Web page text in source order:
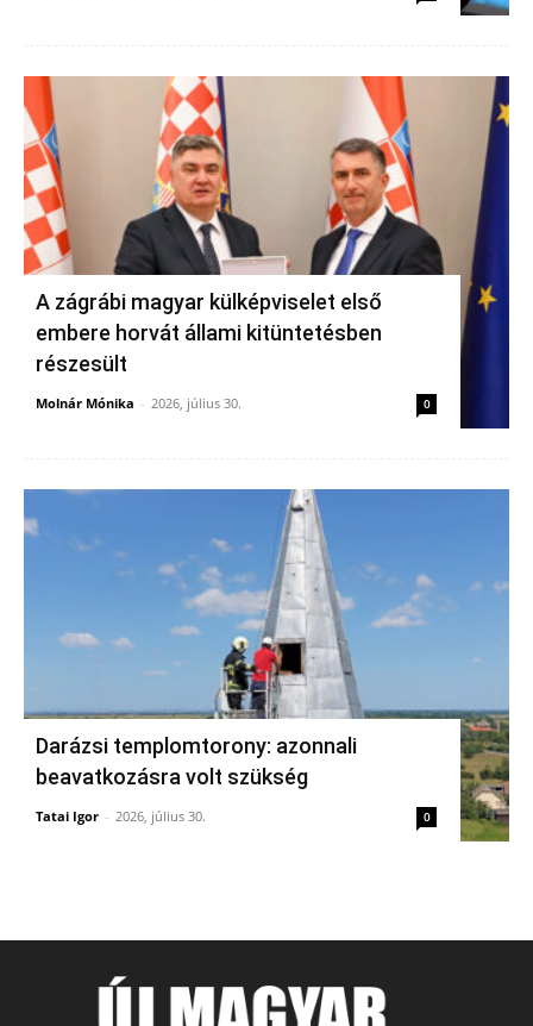
A zágrábi magyar külképviselet első
embere horvát állami kitüntetésben
részesült
Molnár Mónika - 2026, július 30. 0
Darázsi templomtorony: azonnali
beavatkozásra volt szükség
Tatai Igor - 2026, július 30. 0